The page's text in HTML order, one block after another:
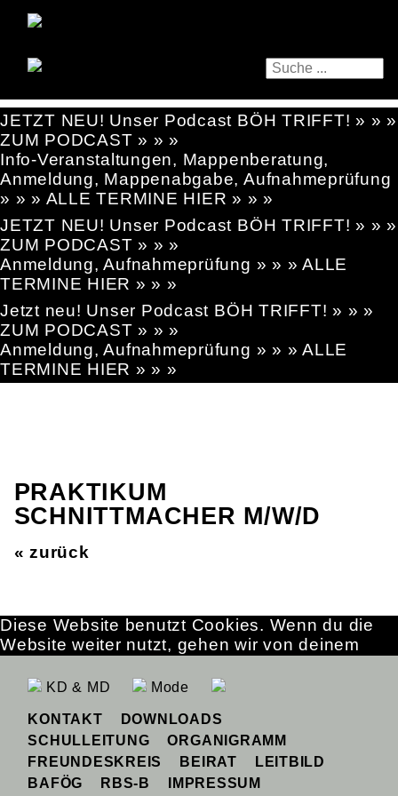
JETZT NEU! Unser Podcast BÖH TRIFFT! » » »
ZUM PODCAST » » »
Info-Veranstaltungen, Mappenberatung,
Anmeldung, Mappenabgabe, Aufnahmeprüfung
» » » ALLE TERMINE HIER » » »
JETZT NEU! Unser Podcast BÖH TRIFFT! » » »
ZUM PODCAST » » »
Anmeldung, Aufnahmeprüfung » » » ALLE
TERMINE HIER » » »
Jetzt neu! Unser Podcast BÖH TRIFFT! » » »
ZUM PODCAST » » »
Anmeldung, Aufnahmeprüfung » » » ALLE
TERMINE HIER » » »
PRAKTIKUM
SCHNITTMACHER M/W/D
« zurück
KD & MD Mode
KONTAKT
DOWNLOADS
SCHULLEITUNG
ORGANIGRAMM
FREUNDESKREIS
BEIRAT
LEITBILD
BAFÖG
RBS-B IMPRESSUM
Diese Website benutzt Cookies. Wenn du die
Website weiter nutzt, gehen wir von deinem